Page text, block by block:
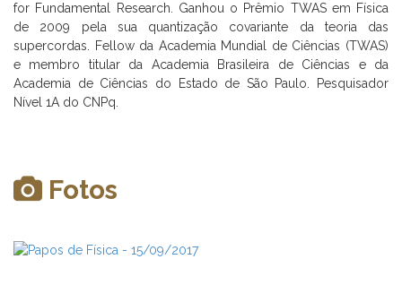
for Fundamental Research. Ganhou o Prêmio TWAS em Física
de 2009 pela sua quantização covariante da teoria das
supercordas. Fellow da Academia Mundial de Ciências (TWAS)
e membro titular da Academia Brasileira de Ciências e da
Academia de Ciências do Estado de São Paulo. Pesquisador
Nível 1A do CNPq.
Fotos